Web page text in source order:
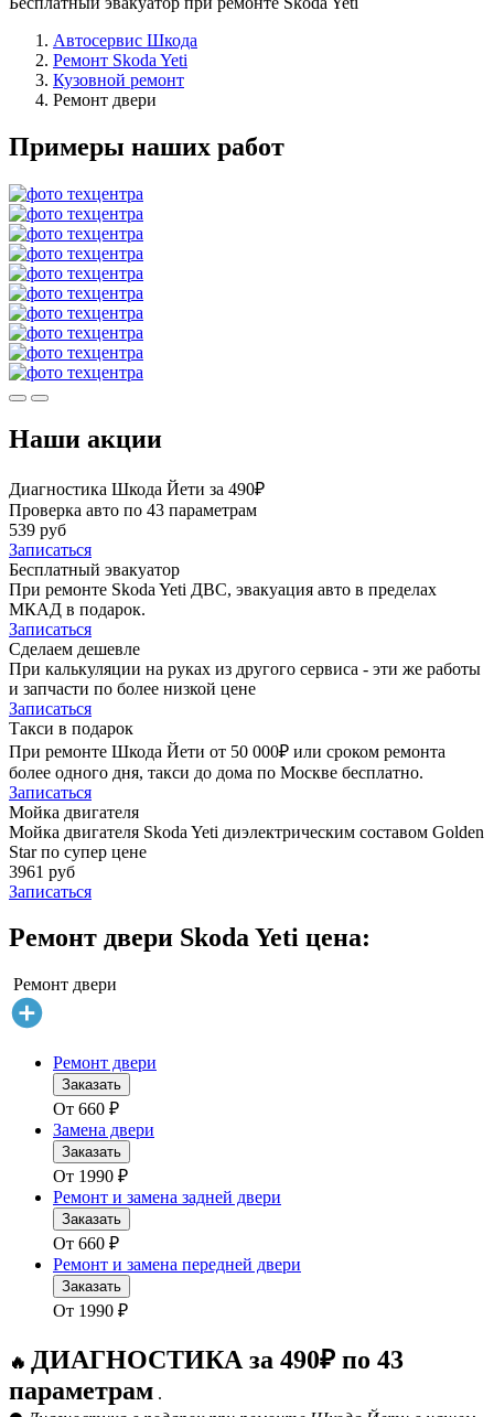
Автосервис Шкода
Ремонт Skoda Yeti
Кузовной ремонт
Ремонт двери
Примеры наших работ
Наши акции
Диагностика Шкода Йети за 490₽
Проверка авто по 43 параметрам
539 руб
Записаться
Бесплатный эвакуатор
При ремонте Skoda Yeti ДВС, эвакуация авто в пределах
МКАД в подарок.
Записаться
Сделаем дешевле
При калькуляции на руках из другого сервиса - эти же работы
и запчасти по более низкой цене
Записаться
Такси в подарок
При ремонте Шкода Йети от 50 000₽ или сроком ремонта
более одного дня, такси до дома по Москве бесплатно.
Записаться
Мойка двигателя
Мойка двигателя Skoda Yeti диэлектрическим составом Golden
Star по супер цене
3961 руб
Записаться
Ремонт двери Skoda Yeti цена:
Ремонт двери
Ремонт двери
Заказать
От 660 ₽
Замена двери
Заказать
От 1990 ₽
Ремонт и замена задней двери
Заказать
От 660 ₽
Ремонт и замена передней двери
Заказать
От 1990 ₽
🔥 ДИАГНОСТИКА за 490₽ по 43
параметрам .